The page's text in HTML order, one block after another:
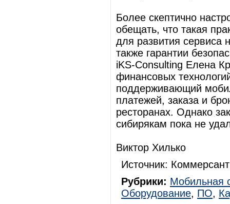
Более скептично
обещать, что такая
для развития сервиса
также гарантии
iKS-Consulting Елена
финансовых
поддерживающий
платежей, заказа и
ресторанах. Однако
сибирякам пока не
Виктор Хилько
Источник:
Рубрики: Мобильная
Оборудование, ПО,